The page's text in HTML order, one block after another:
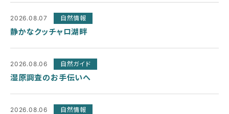
2026.08.07 自然情報
静かなクッチャロ湖畔
2026.08.06 自然ガイド
湿原調査のお手伝いへ
2026.08.06 自然情報